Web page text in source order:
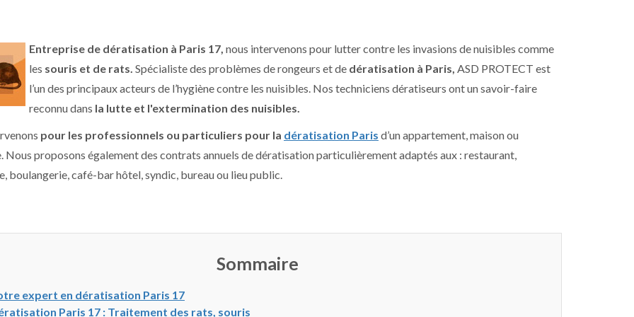
Entreprise de dératisation à Paris 17, nous intervenons pour lutter contre les invasions de nuisibles comme
les souris et de rats. Spécialiste des problèmes de rongeurs et de dératisation à Paris, ASD PROTECT est
l’un des principaux acteurs de l’hygiène contre les nuisibles. Nos techniciens dératiseurs ont un savoir-faire
reconnu dans la lutte et l'extermination des nuisibles.
pour les professionnels ou particuliers pour la dératisation Paris d’un appartement, maison ou
Nous proposons également des contrats annuels de dératisation particulièrement adaptés aux : restaurant,
boulangerie, café-bar hôtel, syndic, bureau ou lieu public.
Sommaire
expert en dératisation Paris 17
Paris 17 : Traitement des rats, souris